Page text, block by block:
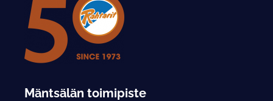
Mäntsälän toimipiste